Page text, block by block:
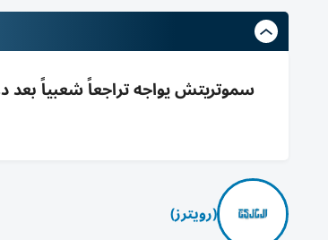
سموتريتش يواجه تراجعاً شعبياً بعد
(رويترز)